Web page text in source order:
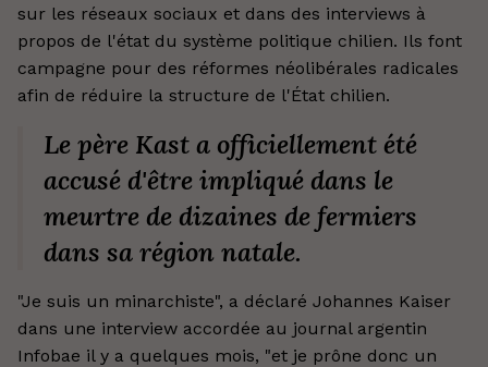
sur les réseaux sociaux et dans des interviews à
propos de l'état du système politique chilien. Ils font
campagne pour des réformes néolibérales radicales
afin de réduire la structure de l'État chilien.
Le père Kast a officiellement été
accusé d'être impliqué dans le
meurtre de dizaines de fermiers
dans sa région natale.
"Je suis un minarchiste", a déclaré Johannes Kaiser
dans une interview accordée au journal argentin
Infobae il y a quelques mois, "et je prône donc un